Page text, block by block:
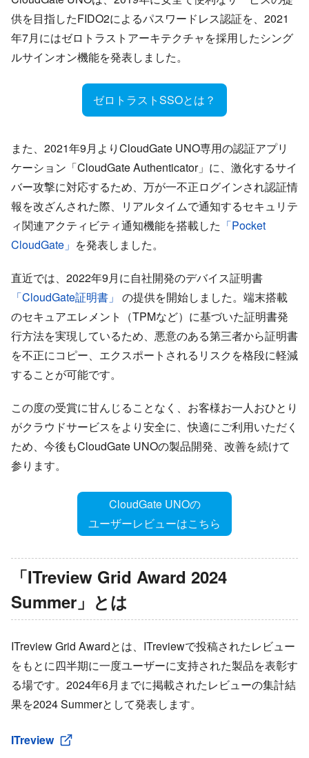
供を目指したFIDO2によるパスワードレス認証を、2021
年7月にはゼロトラストアーキテクチャを採用したシング
ルサインオン機能を発表しました。
ゼロトラストSSOとは？
また、2021年9月よりCloudGate UNO専用の認証アプリ
ケーション「CloudGate Authenticator」に、激化するサイ
バー攻撃に対応するため、万が一不正ログインされ認証情
報を改ざんされた際、リアルタイムで通知するセキュリテ
ィ関連アクティビティ通知機能を搭載した 「Pocket
CloudGate」 を発表しました。
直近では、2022年9月に自社開発のデバイス証明書
「CloudGate証明書」 の提供を開始しました。端末搭載
のセキュアエレメント（TPMなど）に基づいた証明書発
行方法を実現しているため、悪意のある第三者から証明書
を不正にコピー、エクスポートされるリスクを格段に軽減
することが可能です。
この度の受賞に甘んじることなく、お客様お一人おひとり
がクラウドサービスをより安全に、快適にご利用いただく
ため、今後もCloudGate UNOの製品開発、改善を続けて
参ります。
CloudGate UNOの
ユーザーレビューはこちら
「ITreview Grid Award 2024
Summer」とは
ITreview Grid Awardとは、ITreviewで投稿されたレビュー
をもとに四半期に一度ユーザーに支持された製品を表彰す
る場です。2024年6月までに掲載されたレビューの集計結
果を2024 Summerとして発表します。
ITreview